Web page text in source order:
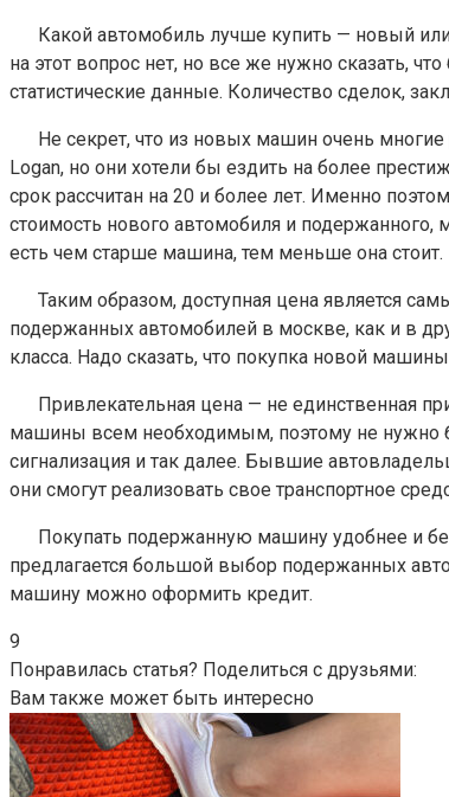
Какой автомобиль лучше купить — новый
на этот вопрос нет, но все же нужно сказать,
статистические данные. Количество сделок,
Не секрет, что из новых машин очень
Logan, но они хотели бы ездить на более
срок рассчитан на 20 и более лет. Именно
стоимость нового автомобиля и подержанного,
есть чем старше машина, тем меньше она стоит.
Таким образом, доступная цена является
подержанных автомобилей в москве, как и в
класса. Надо сказать, что покупка новой
Привлекательная цена — не единственная
машины всем необходимым, поэтому не нужно
сигнализация и так далее. Бывшие
они смогут реализовать свое транспортное
Покупать подержанную машину удобнее и
предлагается большой выбор подержанных
машину можно оформить кредит.
9
Понравилась статья? Поделиться с друзьями:
Вам также может быть интересно